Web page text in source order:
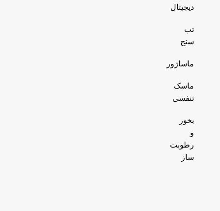
دیجیتال
تب
سنج
ماساژور
ماسک
تنفسی
بخور
و
رطوبت
ساز